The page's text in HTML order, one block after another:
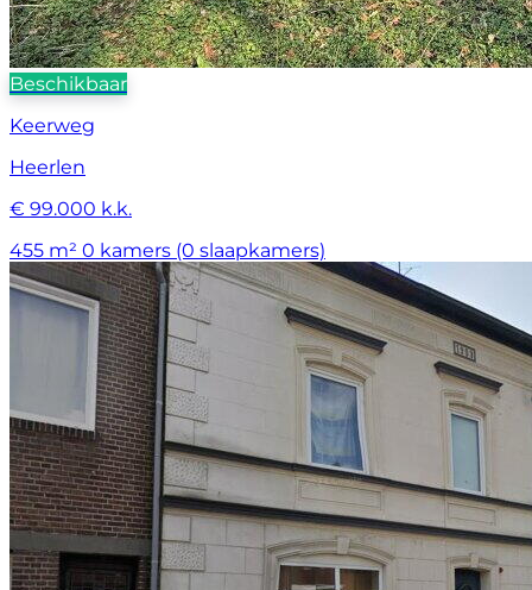
Beschikbaar
Keerweg
Heerlen
€ 99.000 k.k.
455 m² 0 kamers (0 slaapkamers)